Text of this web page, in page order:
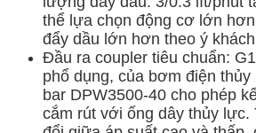
thể lựa chọn động cơ lớn
đẩy dầu lớn hơn theo ý
Đầu ra coupler tiêu chuẩn:
phổ dụng, của bơm điện
bar DPW3500-40 cho phép
cắm rút với ống dây thủy lực.